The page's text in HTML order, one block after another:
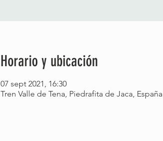
Horario y ubicación
07 sept 2021, 16:30
Tren Valle de Tena, Piedrafita de Jaca, España